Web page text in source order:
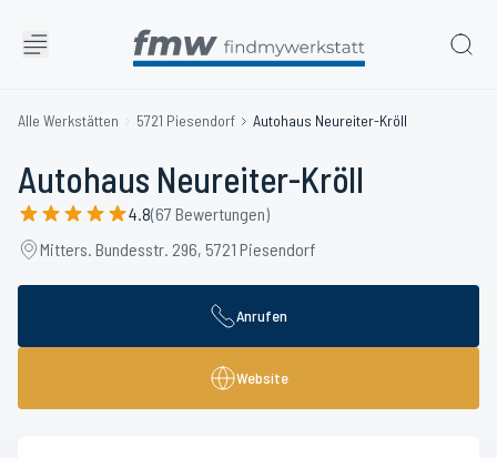
Alle Werkstätten 5721 Piesendorf Autohaus Neureiter-Kröll
Autohaus Neureiter-Kröll
4.8(67 Bewertungen)
Mitters. Bundesstr. 296, 5721 Piesendorf
Anrufen
Website